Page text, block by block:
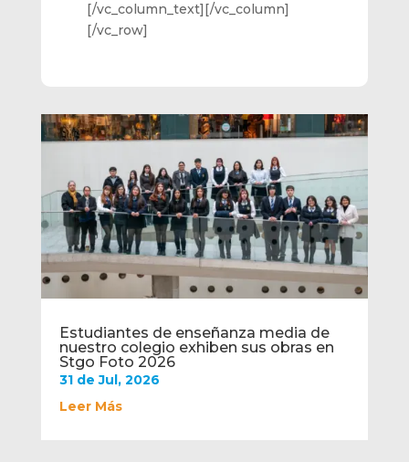
Estudiantes de enseñanza media de
nuestro colegio exhiben sus obras en
Stgo Foto 2026
31 de Jul, 2026
Leer Más
[/vc_column_text][/vc_column]
[/vc_row]